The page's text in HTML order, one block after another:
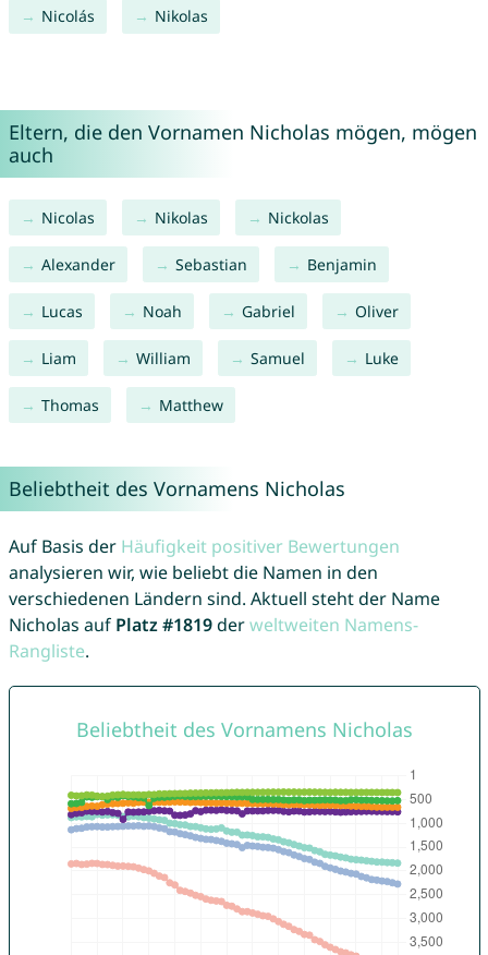
Nicolás Nikolas
Eltern, die den Vornamen Nicholas mögen, mögen
auch
Nicolas Nikolas Nickolas
Alexander Sebastian Benjamin
Lucas Noah Gabriel Oliver
Liam William Samuel Luke
Thomas Matthew
Beliebtheit des Vornamens Nicholas
Auf Basis der Häufigkeit positiver Bewertungen
analysieren wir, wie beliebt die Namen in den
verschiedenen Ländern sind. Aktuell steht der Name
Nicholas auf Platz #1819derweltweiten Namens-
Rangliste.